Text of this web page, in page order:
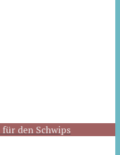
den Schwips